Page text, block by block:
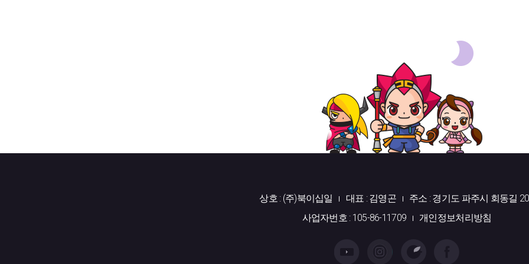
상호 : (주)북이십일 대표 : 김영곤
주소 : 경기도 파주시 회동길
사업자번호 : 105-86-11709
개인정보처리방침